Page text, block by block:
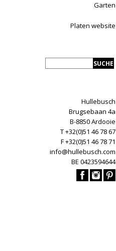
Garten
Platen website
Hullebusch
Brugsebaan 4a
B-8850 Ardooie
T +32(0)51 46 78 67
F +32(0)51 46 78 71
info@hullebusch.com
BE 0423594644